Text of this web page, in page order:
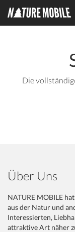
Die
Über Uns
NATURE MOBILE
aus der Natur und
Interessierten,
attraktive Art näher